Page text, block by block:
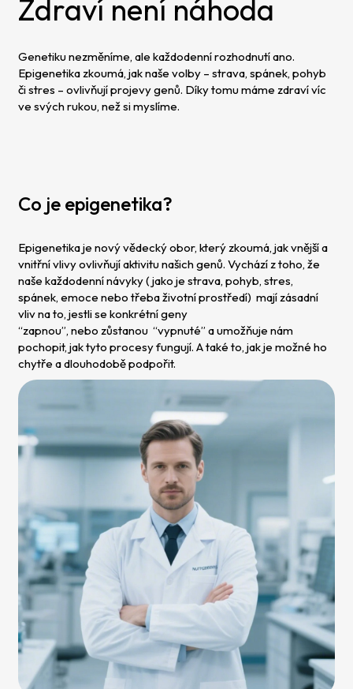
Zdraví není náhoda
Genetiku nezměníme, ale každodenní rozhodnutí ano.
Epigenetika zkoumá, jak naše volby – strava, spánek, pohyb
či stres – ovlivňují projevy genů. Díky tomu máme zdraví víc
ve svých rukou, než si myslíme.
Co je epigenetika?
Epigenetika je nový vědecký obor, který zkoumá, jak vnější a
vnitřní vlivy ovlivňují aktivitu našich genů. Vychází z toho, že
naše každodenní návyky ( jako je strava, pohyb, stres,
spánek, emoce nebo třeba životní prostředí) mají zásadní
vliv na to, jestli se konkrétní geny
“zapnou”, nebo zůstanou “vypnuté” a umožňuje nám
pochopit, jak tyto procesy fungují. A také to, jak je možné ho
chytře a dlouhodobě podpořit.